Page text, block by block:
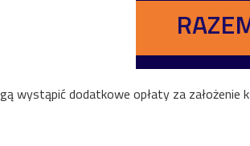
wystąpić dodatkowe opłaty za